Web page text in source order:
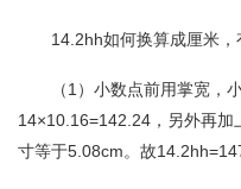
14.2hh如何换算成厘米，
（1）小数点前用掌宽，
14×10.16=142.24，另外再
寸等于5.08cm。故